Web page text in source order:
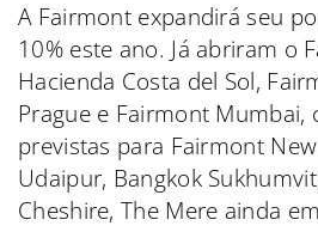
A Fairmont expandirá seu
10% este ano. Já abriram o
Hacienda Costa del Sol,
Prague e Fairmont Mumbai,
previstas para Fairmont
Udaipur, Bangkok
Cheshire, The Mere ainda